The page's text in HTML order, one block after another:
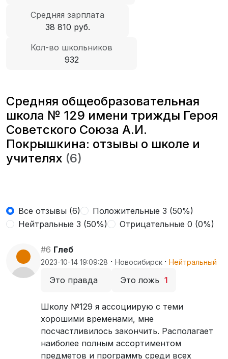
Средняя зарплата
38 810 руб.
Кол-во школьников
932
Средняя общеобразовательная
школа № 129 имени трижды Героя
Советского Союза А.И.
Покрышкина: отзывы о школе и
учителях (6)
Все отзывы (6)
Положительные 3 (50%)
Нейтральные 3 (50%)
Отрицательные 0 (0%)
#6 Глеб
2023-10-14 19:09:28 · Новосибирск · Нейтральный
Это правда Это ложь 1
Школу №129 я ассоциирую с теми
хорошими временами, мне
посчастливилось закончить. Располагает
наиболее полным ассортиментом
предметов и программъ среди всех